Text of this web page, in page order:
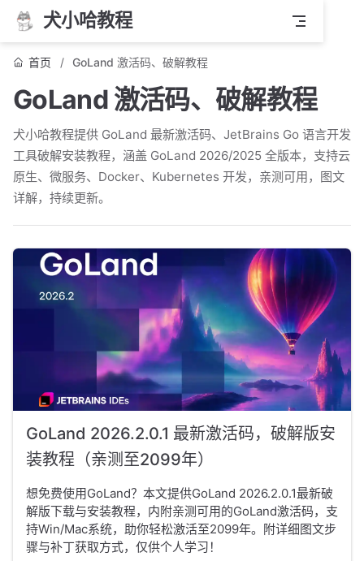
犬小哈教程
首页 GoLand 激活码、破解教程
GoLand 激活码、破解教程
犬小哈教程提供 GoLand 最新激活码、JetBrains Go 语言开发
工具破解安装教程，涵盖 GoLand 2026/2025 全版本，支持云
原生、微服务、Docker、Kubernetes 开发，亲测可用，图文
详解，持续更新。
GoLand 2026.2.0.1 最新激活码，破解版安
装教程（亲测至2099年）
想免费使用GoLand？本文提供GoLand 2026.2.0.1最新破
解版下载与安装教程，内附亲测可用的GoLand激活码，支
持Win/Mac系统，助你轻松激活至2099年。附详细图文步
骤与补丁获取方式，仅供个人学习！